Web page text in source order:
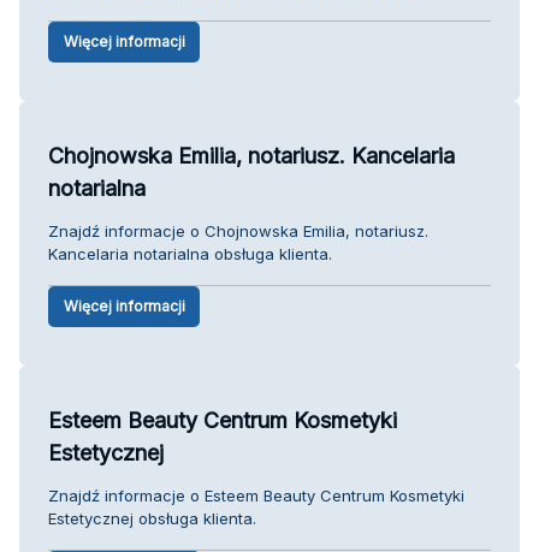
Więcej informacji
Chojnowska Emilia, notariusz. Kancelaria
notarialna
Znajdź informacje o Chojnowska Emilia, notariusz.
Kancelaria notarialna obsługa klienta.
Więcej informacji
Esteem Beauty Centrum Kosmetyki
Estetycznej
Znajdź informacje o Esteem Beauty Centrum Kosmetyki
Estetycznej obsługa klienta.